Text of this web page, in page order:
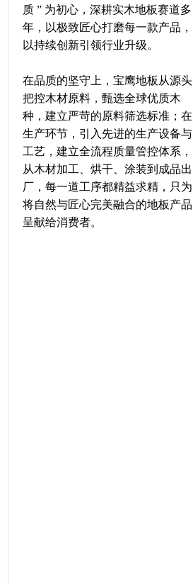
质 ” 为初心，深耕实木地板赛道多
年，以极致匠心打磨每一款产品，
以持续创新引领行业升级。
在品质的坚守上，宝鹰地板从源头
把控木材原料，甄选全球优质木
种，建立严苛的原料筛选标准；在
生产环节，引入先进的生产设备与
工艺，建立全流程质量管控体系，
从木材加工、烘干、涂装到成品出
厂，每一道工序都精益求精，只为
将自然与匠心完美融合的地板产品
呈献给消费者。